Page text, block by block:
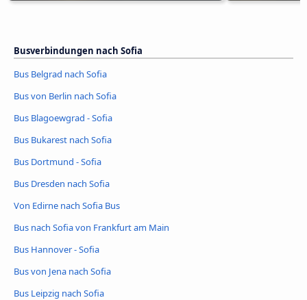
Busverbindungen nach Sofia
Bus Belgrad nach Sofia
Bus von Berlin nach Sofia
Bus Blagoewgrad - Sofia
Bus Bukarest nach Sofia
Bus Dortmund - Sofia
Bus Dresden nach Sofia
Von Edirne nach Sofia Bus
Bus nach Sofia von Frankfurt am Main
Bus Hannover - Sofia
Bus von Jena nach Sofia
Bus Leipzig nach Sofia